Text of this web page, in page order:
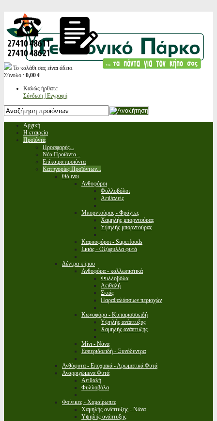
Το καλάθι σας είναι άδειο.
Σύνολο : 0,00 €
Καλώς ήρθατε
Σύνδεση | Εγγραφή
Αρχική
Η εταιρεία
Προϊόντα
Προσφορές...
Νέα Προϊόντα...
Επίκαιρα προϊόντα
Κατηγορίες Προϊόντων...
Θάμνοι
Ανθοφόροι
Φυλλοβόλοι
Αειθαλείς
Μπορντούρας - Φράχτες
Χαμηλής μπορντούρας
Υψηλής μπορντούρας
Καρποφόροι - Superfoods
Σκιάς - Οξύφυλλα φυτά
Δέντρα κήπου
Ανθοφόρα - καλλωπιστικά
Φυλλοβόλα
Αειθαλή
Σκιάς
Παραθαλάσσιων περιοχών
Κωνοφόρα - Κυπαρισσοειδή
Υψηλής ανάπτυξης
Χαμηλής ανάπτυξης
Μίνι - Νάνα
Εσπεριδοειδή - Ξυνόδεντρα
Ανθόφυτα - Εποχιακά - Αρωματικά Φυτά
Αναρριχώμενα Φυτά
Αειθαλή
Φυλλοβόλα
Φοίνικες - Χαμαίρωπες
Χαμηλής ανάπτυξης - Νάνα
Υψηλής ανάπτυξης